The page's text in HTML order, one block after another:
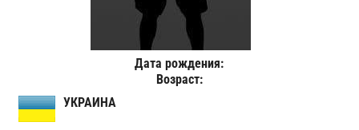
Дата рождения:
Возраст:
УКРАИНА